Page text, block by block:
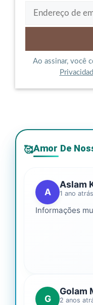
Ao assinar, você
🥰Amor De
A
Aslam
1 ano atrás
Informações
G
Golam
2 anos